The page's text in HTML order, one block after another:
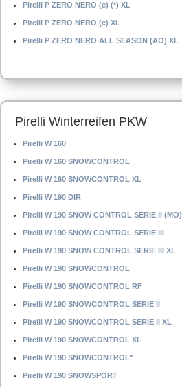
Pirelli P ZERO NERO (e) (*) XL
Pirelli P ZERO NERO (e) XL
Pirelli P ZERO NERO ALL SEASON (AO) XL
Pirelli Winterreifen PKW
Pirelli W 160
Pirelli W 160 SNOWCONTROL
Pirelli W 160 SNOWCONTROL XL
Pirelli W 190 DIR
Pirelli W 190 SNOW CONTROL SERIE II (MO)
Pirelli W 190 SNOW CONTROL SERIE III
Pirelli W 190 SNOW CONTROL SERIE III XL
Pirelli W 190 SNOWCONTROL
Pirelli W 190 SNOWCONTROL RF
Pirelli W 190 SNOWCONTROL SERIE II
Pirelli W 190 SNOWCONTROL SERIE II XL
Pirelli W 190 SNOWCONTROL XL
Pirelli W 190 SNOWCONTROL*
Pirelli W 190 SNOWSPORT